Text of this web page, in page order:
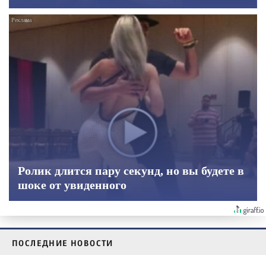
Ролик длится пару секунд, но вы будете в
шоке от увиденного
ПОСЛЕДНИЕ НОВОСТИ